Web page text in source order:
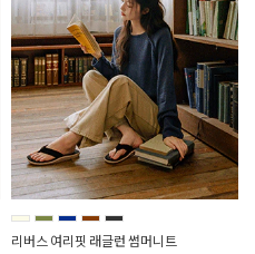
리버스 여리핏 래글런 썸머니트